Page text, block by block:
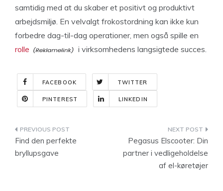
samtidig med at du skaber et positivt og produktivt
arbejdsmiljø. En velvalgt frokostordning kan ikke kun
forbedre dag-til-dag operationer, men også spille en
rolle
i virksomhedens langsigtede succes.
FACEBOOK TWITTER
PINTEREST LINKEDIN
Indlægsnavigation
Find den perfekte
bryllupsgave
Pegasus Elscooter: Din
partner i vedligeholdelse
af el-køretøjer